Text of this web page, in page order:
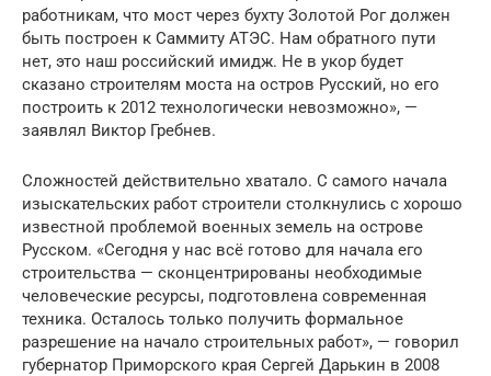
работникам, что мост через бухту Золотой Рог должен
быть построен к Саммиту АТЭС. Нам обратного пути
нет, это наш российский имидж. Не в укор будет
сказано строителям моста на остров Русский, но его
построить к 2012 технологически невозможно», —
заявлял Виктор Гребнев.
Сложностей действительно хватало. С самого начала
изыскательских работ строители столкнулись с хорошо
известной проблемой военных земель на острове
Русском. «Сегодня у нас всё готово для начала его
строительства — сконцентрированы необходимые
человеческие ресурсы, подготовлена современная
техника. Осталось только получить формальное
разрешение на начало строительных работ», — говорил
губернатор Приморского края Сергей Дарькин в 2008